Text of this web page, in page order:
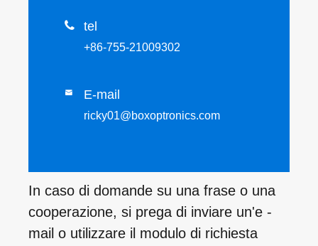
 tel
+86-755-21009302
 E-mail
ricky01@boxoptronics.com
In caso di domande su una frase o una
cooperazione, si prega di inviare un'e -
mail o utilizzare il modulo di richiesta